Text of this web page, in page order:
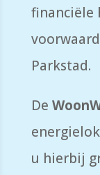
financiële
Parkstad.
De
u hierbij